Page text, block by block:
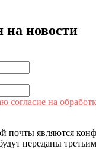
на новости
согласие на
почты являются
переданы